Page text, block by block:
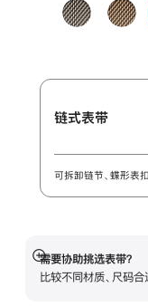
色:
原
色
金
色
链式表带
可拆卸链节、蝶形表
需要协助挑选表带？
比较不同材质、尺码
展
开